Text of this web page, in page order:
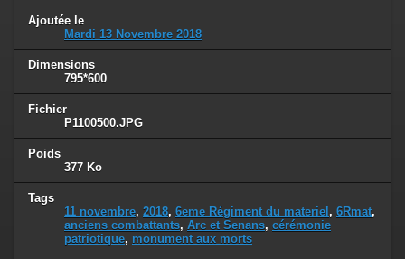
Ajoutée le
Mardi 13 Novembre 2018
Dimensions
795*600
Fichier
P1100500.JPG
Poids
377 Ko
Tags
11 novembre, 2018, 6eme Régiment du materiel , 6Rmat,
anciens combattants, Arc et Senans, cérémonie
patriotique, monument aux morts